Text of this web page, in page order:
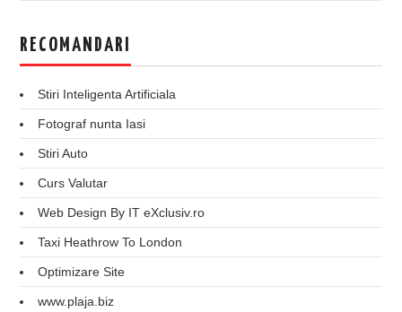
RECOMANDARI
Stiri Inteligenta Artificiala
Fotograf nunta Iasi
Stiri Auto
Curs Valutar
Web Design By IT eXclusiv.ro
Taxi Heathrow To London
Optimizare Site
www.plaja.biz